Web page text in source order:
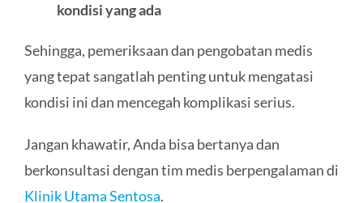
kondisi yang ada
Sehingga, pemeriksaan dan pengobatan medis
yang tepat sangatlah penting untuk mengatasi
kondisi ini dan mencegah komplikasi serius.
Jangan khawatir, Anda bisa bertanya dan
berkonsultasi dengan tim medis berpengalaman di
Klinik Utama Sentosa.